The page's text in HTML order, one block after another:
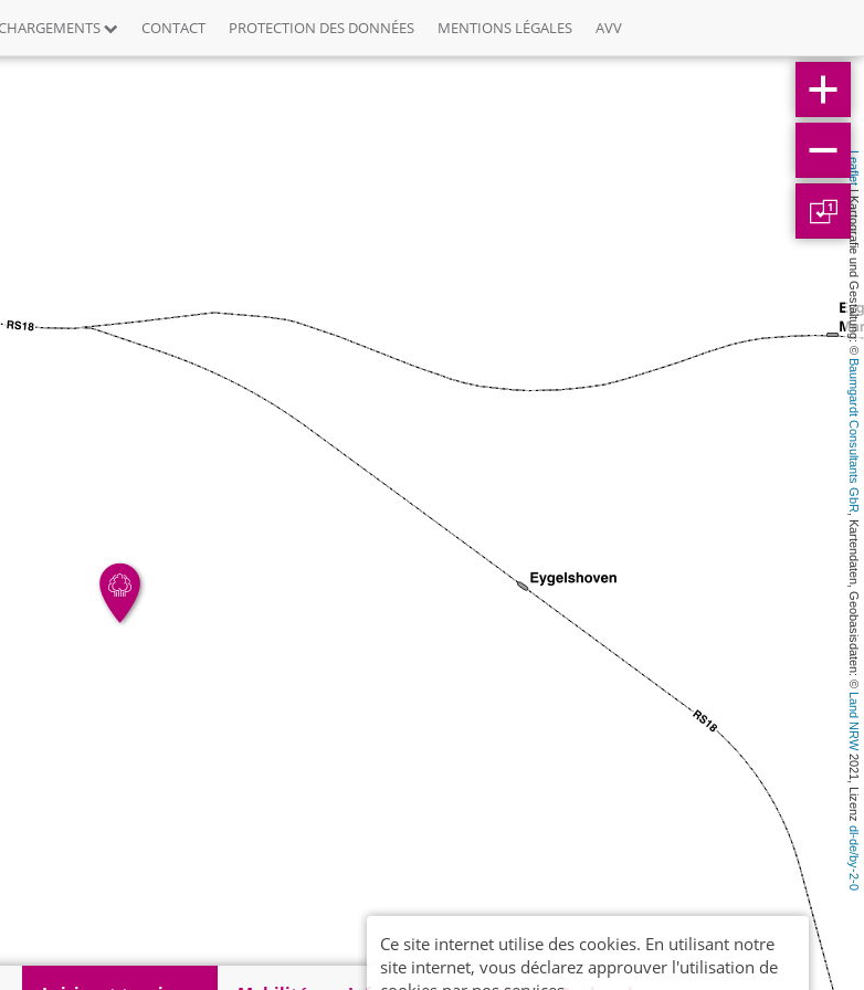
CONTACT PROTECTION DES DONNÉES MENTIONS LÉGALES AVV
Leaflet
| Kartografie und Gestaltung: ©
Baumgardt Consultants GbR
, Kartendaten, Geobasisdaten: ©
Land NRW
2021, Lizenz
dl-de/by-2-0
1
Ce site internet utilise des cookies. En utilisant notre
site internet, vous déclarez approuver l'utilisation de